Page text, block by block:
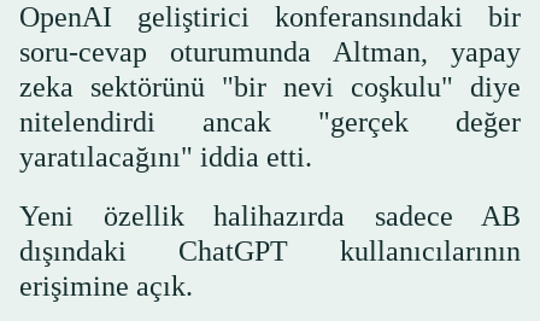
OpenAI geliştirici konferansındaki bir
soru-cevap oturumunda Altman, yapay
zeka sektörünü "bir nevi coşkulu" diye
nitelendirdi ancak "gerçek değer
yaratılacağını" iddia etti.
Yeni özellik halihazırda sadece AB
dışındaki ChatGPT kullanıcılarının
erişimine açık.